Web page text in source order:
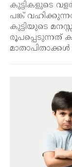
കുട്ടികളുടെ
പങ്ക്
കുട്ടിയുടെ
രൂപപ്പെടുന്നത്
മാതാപിതാക്കൾ